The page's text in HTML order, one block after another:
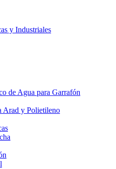
y Industriales
de Agua para Garrafón
Arad y Polietileno